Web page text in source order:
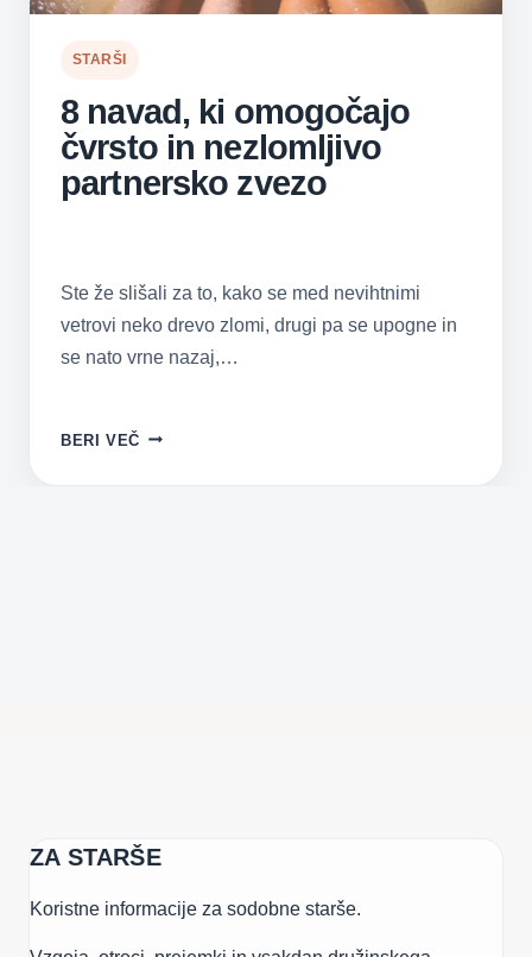
STARŠI
8 navad, ki omogočajo
čvrsto in nezlomljivo
partnersko zvezo
Ste že slišali za to, kako se med nevihtnimi
vetrovi neko drevo zlomi, drugi pa se upogne in
se nato vrne nazaj,…
BERI VEČ
KI
ZA STARŠE
Koristne informacije za sodobne starše.